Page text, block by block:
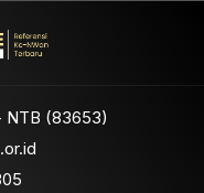
NTB (83653)